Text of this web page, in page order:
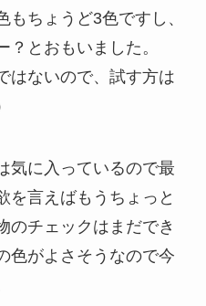
ちょうど3色ですし、
とおもいました。
はないので、試す方は
気に入っているので最
を言えばもうちょっと
のチェックはまだでき
色がよさそうなので今